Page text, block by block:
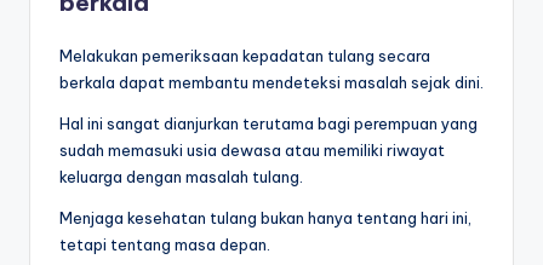
Melakukan pemeriksaan kepadatan tulang secara
berkala dapat membantu mendeteksi masalah sejak dini.
Hal ini sangat dianjurkan terutama bagi perempuan yang
sudah memasuki usia dewasa atau memiliki riwayat
keluarga dengan masalah tulang.
Menjaga kesehatan tulang bukan hanya tentang hari ini,
tetapi tentang masa depan.